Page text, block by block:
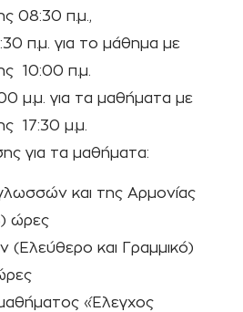
08:30 π.μ.,
π.μ. για το μάθημα με
10:00 π.μ.
μ.μ. για τα μαθήματα με
17:30 μ.μ.
για τα μαθήματα:
και της Αρμονίας
ώρες
(Ελεύθερο και Γραμμικό)
«Έλεγχος